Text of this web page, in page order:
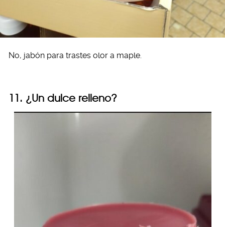
No, jabón para trastes olor a maple.
11. ¿Un dulce relleno?